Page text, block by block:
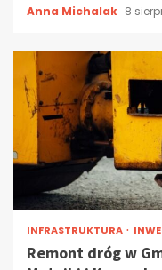
Anna Michalak 8
INFRASTRUKTURA
Remont dróg w